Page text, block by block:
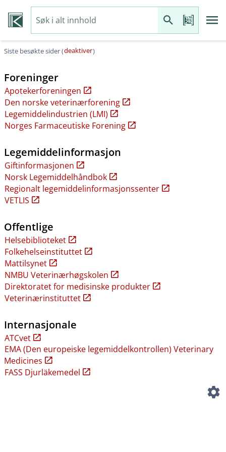
Siste besøkte sider (deaktiver)
Foreninger
Apotekerforeningen
Den norske veterinærforening
Legemiddelindustrien (LMI)
Norges Farmaceutiske Forening
Legemiddelinformasjon
Giftinformasjonen
Norsk Legemiddelhåndbok
Regionalt legemiddelinformasjonssenter
VETLIS
Offentlige
Helsebiblioteket
Folkehelseinstituttet
Mattilsynet
NMBU Veterinærhøgskolen
Direktoratet for medisinske produkter
Veterinærinstituttet
Internasjonale
ATCvet
EMA (Den europeiske legemiddelkontrollen) Veterinary
Medicines
FASS Djurläkemedel